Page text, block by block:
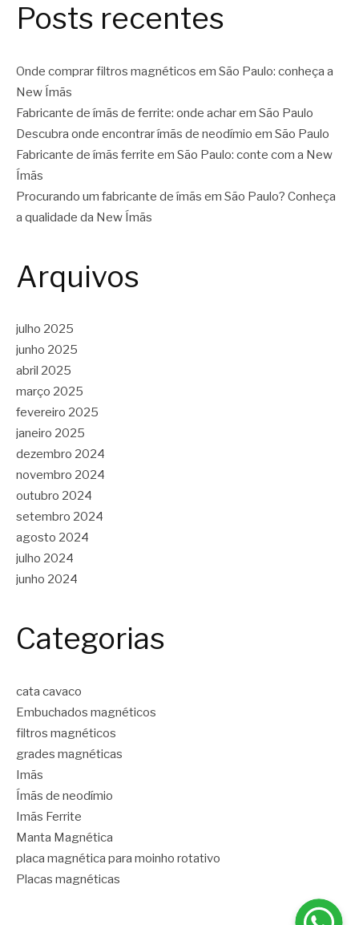
Posts recentes
Onde comprar filtros magnéticos em São Paulo: conheça a
New Ímãs
Fabricante de ímãs de ferrite: onde achar em São Paulo
Descubra onde encontrar ímãs de neodímio em São Paulo
Fabricante de ímãs ferrite em São Paulo: conte com a New
Ímãs
Procurando um fabricante de ímãs em São Paulo? Conheça
a qualidade da New Ímãs
Arquivos
julho 2025
junho 2025
abril 2025
março 2025
fevereiro 2025
janeiro 2025
dezembro 2024
novembro 2024
outubro 2024
setembro 2024
agosto 2024
julho 2024
junho 2024
Categorias
cata cavaco
Embuchados magnéticos
filtros magnéticos
grades magnéticas
Imãs
Ímãs de neodímio
Imãs Ferrite
Manta Magnética
placa magnética para moinho rotativo
Placas magnéticas